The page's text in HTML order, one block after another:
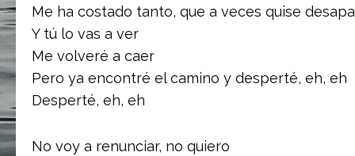
Me ha costado tanto, que a veces quise
Y tú lo vas a ver
Me volveré a caer
Pero ya encontré el camino y desperté, eh, eh
Desperté, eh, eh
No voy a renunciar, no quiero